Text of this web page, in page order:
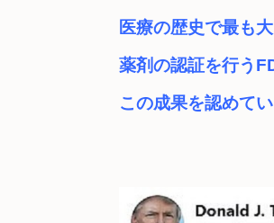
医療の歴史で最も
薬剤の認証を行う
この成果を認めて